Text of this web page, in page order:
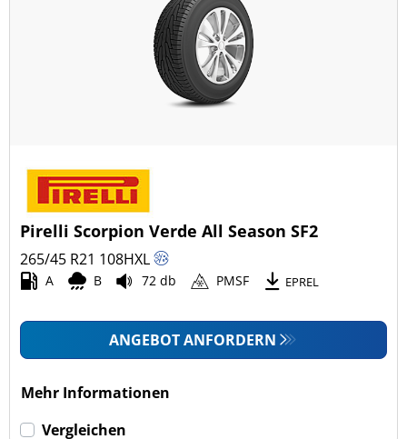
Pirelli Scorpion Verde All Season SF2
265/45 R21 108HXL
A B 72 db PMSF EPREL
ANGEBOT ANFORDERN
Mehr Informationen
Vergleichen